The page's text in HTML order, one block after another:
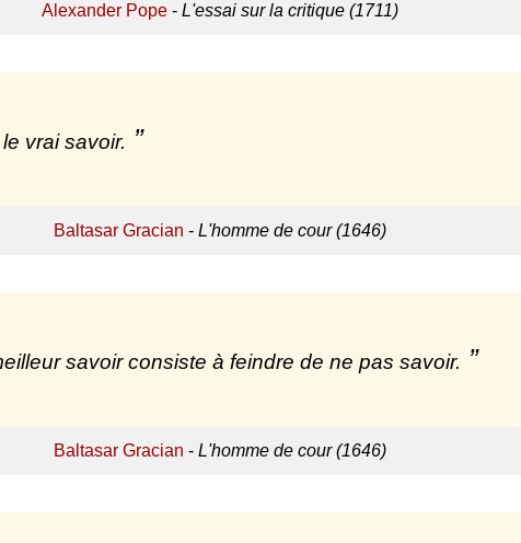
Alexander Pope- L'essai sur la critique (1711)
vrai savoir.
Baltasar Gracian - L'homme de cour (1646)
savoir consiste à feindre de ne pas savoir.
Baltasar Gracian - L'homme de cour (1646)